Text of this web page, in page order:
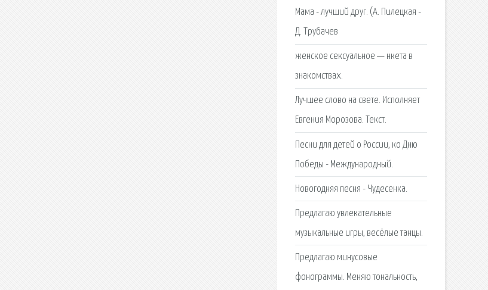
Мама - лучший друг. (А. Пилецкая -
Д. Трубачев
женское сексуальное — нкета в
знакомствах.
Лучшее слово на свете. Исполняет
Евгения Морозова. Текст.
Песни для детей о России, ко Дню
Победы - Международный.
Новогодняя песня - Чудесенка.
Предлагаю увлекательные
музыкальные игры, весёлые танцы.
Предлагаю минусовые
фонограммы. Меняю тональность,